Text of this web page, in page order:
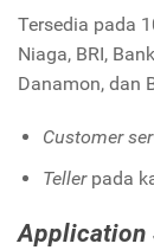
Tersedia pada
Niaga, BRI,
Danamon, dan
Customer
Tellerpada
Application